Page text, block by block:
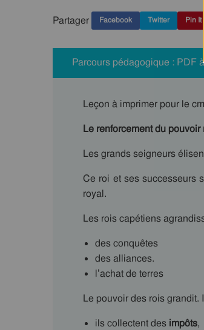
Partager Facebook Twitter Pin It
Parcours pédagogique : PDF
Leçon à imprimer pour le
Le renforcement du pouvoir
Les grands seigneurs
Ce roi et ses successeurs
royal.
Les rois capétiens
des conquêtes
des alliances.
l’achat de terres
Le pouvoir des rois grandit.
ils collectent des impôts,